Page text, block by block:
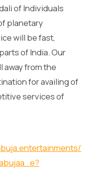
of Individuals
planetary
will be fast,
of India. Our
away from the
for availing of
services of